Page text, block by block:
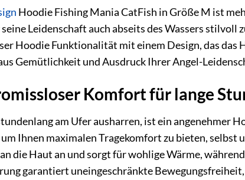
Hoodie Fishing Mania CatFish in Größe M ist
Leidenschaft auch abseits des Wassers
Hoodie Funktionalität mit einem Design, das das
Gemütlichkeit und Ausdruck Ihrer Angel-
Komfort für lange
am Ufer ausharren, ist ein angenehmer
Ihnen maximalen Tragekomfort zu bieten,
die Haut an und sorgt für wohlige Wärme,
garantiert uneingeschränkte Bewegungsfreiheit,